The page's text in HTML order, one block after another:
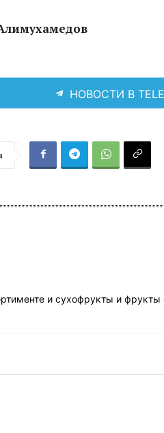
НОВОСТИ В
и сухофрукты и фрукты